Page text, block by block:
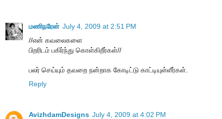
மணிநரேன் July 4, 2009 at 2:51 PM
//என் கவலைகளை
பிறரிடம் பகிர்ந்து கொள்கிறீர்கள்//
பலர் செய்யும் தவறை நன்றாக கோடிட்டு காட்டியுள்ளீர்கள்.
Reply
AvizhdamDesigns July 4, 2009 at 4:02 PM